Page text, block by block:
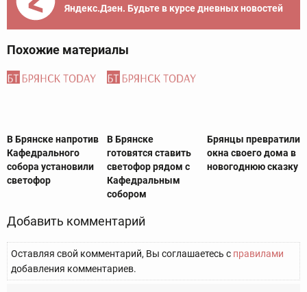
Яндекс.Дзен. Будьте в курсе дневных новостей
Похожие материалы
В Брянске напротив
Кафедрального
собора установили
светофор
В Брянске
готовятся ставить
светофор рядом с
Кафедральным
собором
Брянцы превратили
окна своего дома в
новогоднюю сказку
Добавить комментарий
Оставляя свой комментарий, Вы соглашаетесь с правилами
добавления комментариев.